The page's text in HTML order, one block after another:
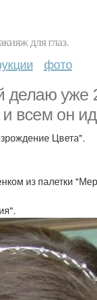
для глаз.
фото
делаю уже
всем он
Цвета".
из палетки